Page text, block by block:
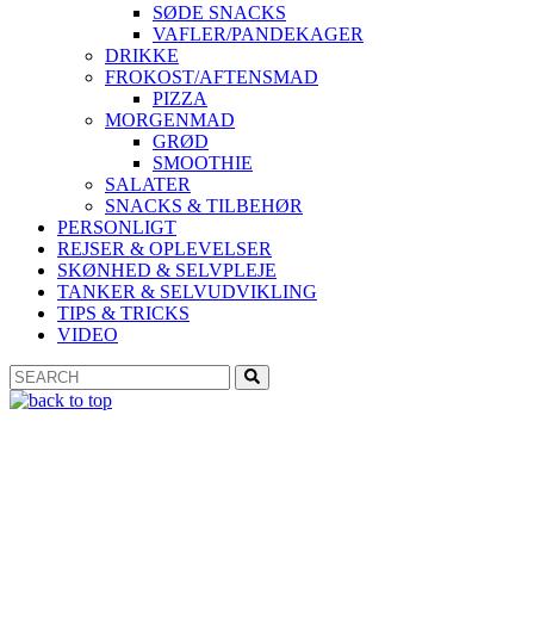
SØDE SNACKS
VAFLER/PANDEKAGER
DRIKKE
FROKOST/AFTENSMAD
PIZZA
MORGENMAD
GRØD
SMOOTHIE
SALATER
SNACKS & TILBEHØR
PERSONLIGT
REJSER & OPLEVELSER
SKØNHED & SELVPLEJE
TANKER & SELVUDVIKLING
TIPS & TRICKS
VIDEO
Search
for: